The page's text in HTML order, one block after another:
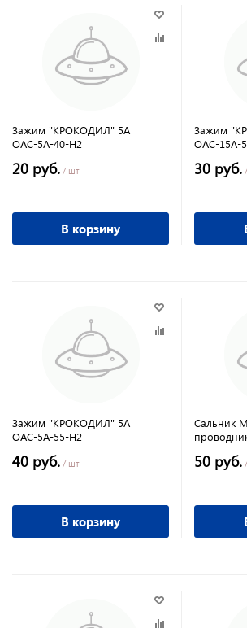
Зажим "КРОКОДИЛ" 5А
ОАС-5А-40-Н2
20 руб. / шт
В корзину
Зажим
ОАС-15А-
30 руб.
Зажим "КРОКОДИЛ" 5А
ОАС-5А-55-Н2
40 руб. / шт
В корзину
Сальник
50 руб.